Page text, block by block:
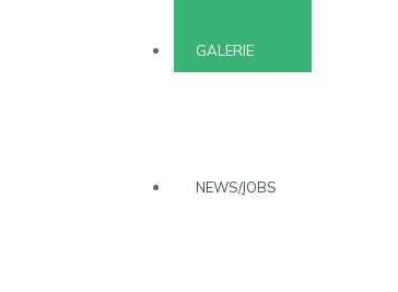
GALERIE
NEWS/JOBS